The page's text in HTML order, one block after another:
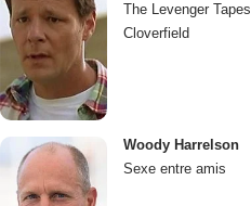
The Levenger Tapes
Cloverfield
Woody Harrelson
Sexe entre amis